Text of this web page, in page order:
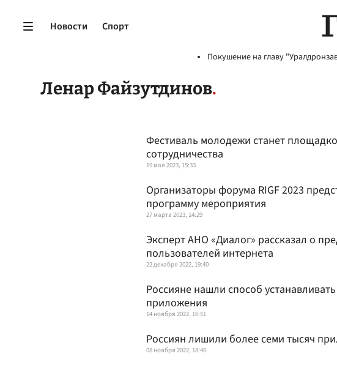
Новости Спорт
Покушение на главу
Ленар Файзутдинов
Фестиваль молодежи станет
сотрудничества
19 мая 2023, 15:33
Организаторы форума RIGF 2023
программу мероприятия
27 марта 2023, 14:29
Эксперт АНО «Диалог» рассказал о
пользователей интернета
22 декабря 2022, 19:40
Россияне нашли способ
приложения
14 ноября 2022, 16:51
Россиян лишили более семи тысяч
08 ноября 2022, 18:46